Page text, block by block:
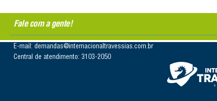
Fale com a gente!
E-mail: demandas@internacionaltravessias.com.br
Central de atendimento: 3103-2050